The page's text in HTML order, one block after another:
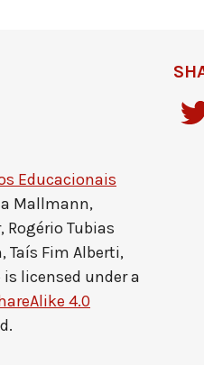
Educacionais
Mallmann,
Rogério Tubias
Taís Fim Alberti,
is licensed under a
4.0